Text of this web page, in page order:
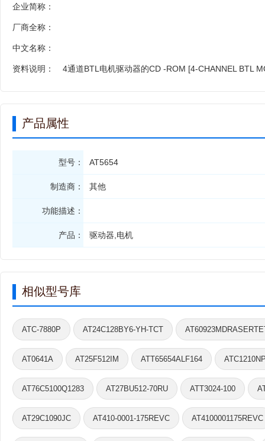
企业简称：
厂商全称：
中文名称：
资料说明： 4通道BTL电机驱动器的CD -ROM [4-CHANNEL BTL
产品属性
型号：
制造商：
功能描述：
产品：
AT5654
其他
驱动器,电机
相似型号库
ATC-7880P AT24C128BY6-YH-TCT
AT0641A AT25F512IM ATT65654ALF164
AT76C5100Q1283 AT27BU512-70RU ATT3024-100
AT29C1090JC AT410-0001-175REVC AT4100001175REVC